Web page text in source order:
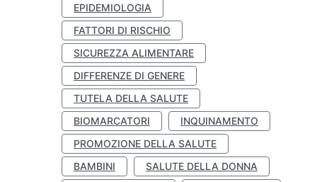
EPIDEMIOLOGIA
FATTORI DI RISCHIO
SICUREZZA ALIMENTARE
DIFFERENZE DI GENERE
TUTELA DELLA SALUTE
BIOMARCATORI
INQUINAMENTO
PROMOZIONE DELLA SALUTE
BAMBINI
SALUTE DELLA DONNA